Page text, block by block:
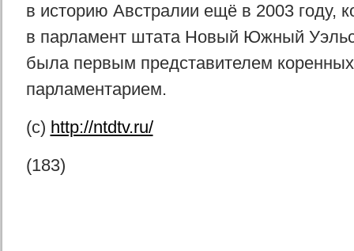
в историю Австралии ещё в 2003 году,
в парламент штата Новый Южный
была первым представителем
парламентарием.
(с) http://ntdtv.ru/
(183)